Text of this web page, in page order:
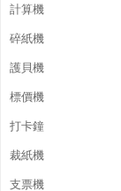
計算機
碎紙機
護貝機
標價機
打卡鐘
裁紙機
支票機